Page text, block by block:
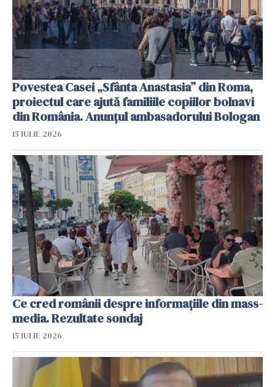
Povestea Casei „Sfânta Anastasia” din Roma,
proiectul care ajută familiile copiilor bolnavi
din România. Anunțul ambasadorului Bologan
15 IULIE 2026
Ce cred românii despre informațiile din mass-
media. Rezultate sondaj
15 IULIE 2026